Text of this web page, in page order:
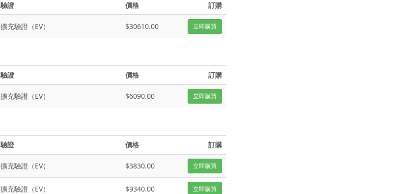
驗證 價格 訂購
擴充驗證（EV） $30610.00 立即購買
驗證 價格 訂購
擴充驗證（EV） $6090.00 立即購買
驗證 價格 訂購
擴充驗證（EV） $3830.00 立即購買
擴充驗證（EV） $9340.00 立即購買